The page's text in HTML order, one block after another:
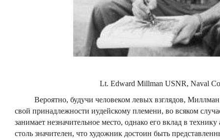
Lt. Edward Millman USNR, Naval
Вероятно, будучи человеком левых взглядов, Миллман
свой принадлежности иудейскому племени, во всяком
занимает незначительное место, однако его вклад в
столь значителен, что художник достоин быть